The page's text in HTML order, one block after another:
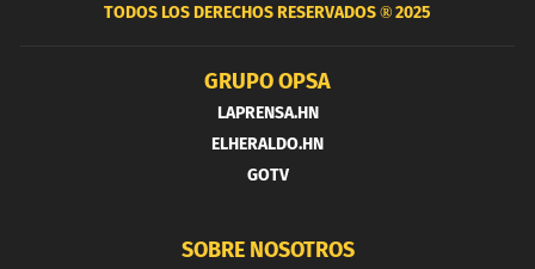
TODOS LOS DERECHOS RESERVADOS ®2025
GRUPO OPSA
LAPRENSA.HN
ELHERALDO.HN
GOTV
SOBRE NOSOTROS